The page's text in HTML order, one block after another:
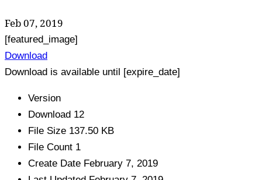
Feb 07, 2019
[featured_image]
Download
Download is available until [expire_date]
Version
Download 12
File Size 137.50 KB
File Count 1
Create Date February 7, 2019